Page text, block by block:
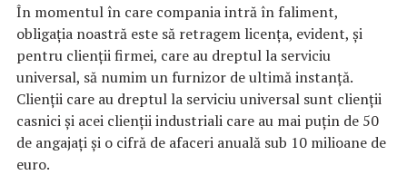
În momentul în care compania intră în faliment,
obligația noastră este să retragem licenţa, evident, şi
pentru clienții firmei, care au dreptul la serviciu
universal, să numim un furnizor de ultimă instanță.
Clienții care au dreptul la serviciu universal sunt clienții
casnici și acei clienții industriali care au mai puțin de 50
de angajați și o cifră de afaceri anuală sub 10 milioane de
euro.